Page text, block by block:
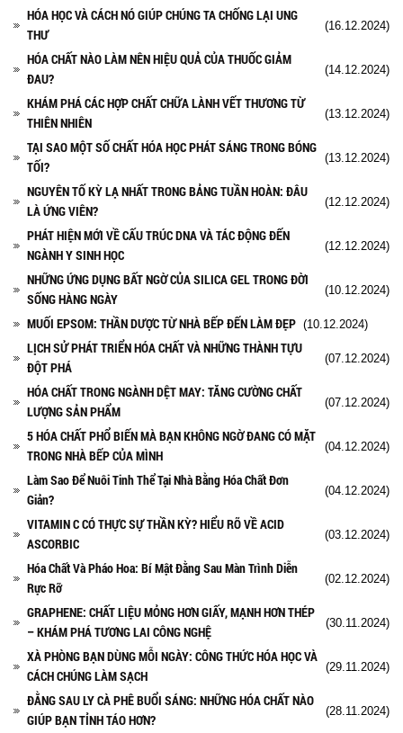
HÓA HỌC VÀ CÁCH NÓ GIÚP CHÚNG TA CHỐNG LẠI UNG
THƯ
(16.12.2024)
HÓA CHẤT NÀO LÀM NÊN HIỆU QUẢ CỦA THUỐC GIẢM
ĐAU?
(14.12.2024)
KHÁM PHÁ CÁC HỢP CHẤT CHỮA LÀNH VẾT THƯƠNG TỪ
THIÊN NHIÊN
(13.12.2024)
TẠI SAO MỘT SỐ CHẤT HÓA HỌC PHÁT SÁNG TRONG BÓNG
TỐI?
(13.12.2024)
NGUYÊN TỐ KỲ LẠ NHẤT TRONG BẢNG TUẦN HOÀN: ĐÂU
LÀ ỨNG VIÊN?
(12.12.2024)
PHÁT HIỆN MỚI VỀ CẤU TRÚC DNA VÀ TÁC ĐỘNG ĐẾN
NGÀNH Y SINH HỌC
(12.12.2024)
NHỮNG ỨNG DỤNG BẤT NGỜ CỦA SILICA GEL TRONG ĐỜI
SỐNG HÀNG NGÀY
(10.12.2024)
MUỐI EPSOM: THẦN DƯỢC TỪ NHÀ BẾP ĐẾN LÀM ĐẸP (10.12.2024)
LỊCH SỬ PHÁT TRIỂN HÓA CHẤT VÀ NHỮNG THÀNH TỰU
ĐỘT PHÁ
(07.12.2024)
HÓA CHẤT TRONG NGÀNH DỆT MAY: TĂNG CƯỜNG CHẤT
LƯỢNG SẢN PHẨM
(07.12.2024)
5 HÓA CHẤT PHỔ BIẾN MÀ BẠN KHÔNG NGỜ ĐANG CÓ MẶT
TRONG NHÀ BẾP CỦA MÌNH
(04.12.2024)
Làm Sao Để Nuôi Tinh Thể Tại Nhà Bằng Hóa Chất Đơn
Giản?
(04.12.2024)
VITAMIN C CÓ THỰC SỰ THẦN KỲ? HIỂU RÕ VỀ ACID
ASCORBIC
(03.12.2024)
Hóa Chất Và Pháo Hoa: Bí Mật Đằng Sau Màn Trình Diễn
Rực Rỡ
(02.12.2024)
GRAPHENE: CHẤT LIỆU MỎNG HƠN GIẤY, MẠNH HƠN THÉP
– KHÁM PHÁ TƯƠNG LAI CÔNG NGHỆ
(30.11.2024)
XÀ PHÒNG BẠN DÙNG MỖI NGÀY: CÔNG THỨC HÓA HỌC VÀ
CÁCH CHÚNG LÀM SẠCH
(29.11.2024)
ĐẰNG SAU LY CÀ PHÊ BUỔI SÁNG: NHỮNG HÓA CHẤT NÀO
GIÚP BẠN TỈNH TÁO HƠN?
(28.11.2024)